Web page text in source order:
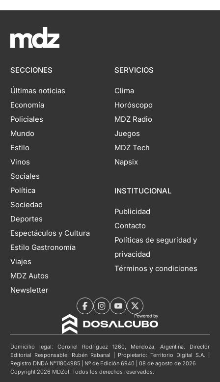
SECCIONES
Últimas noticias
Economía
Policiales
Mundo
Estilo
Vinos
Sociales
Política
Sociedad
Deportes
Espectáculos y Cultura
Estilo Gastronomía
Viajes
MDZ Autos
Newsletter
SERVICIOS
Clima
Horóscopo
MDZ Radio
Juegos
MDZ Tech
Napsix
INSTITUCIONAL
Publicidad
Contacto
Políticas de seguridad y
privacidad
Términos y condiciones
Domicilio legal: Coronel Rodríguez 1260, Mendoza, Argentina. Director
Editorial Responsable: Rubén Rabanal | Propietario: Territorio Digital S.A. |
Registro DNDA N°11804985 | Nº de Edición 6940 | 08 de agosto de 2026
Copyright 2026 MDZol. Todos los derechos reservados.